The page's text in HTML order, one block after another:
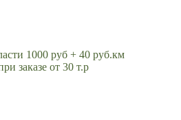
1000 руб + 40 руб.км
заказе от 30 т.р